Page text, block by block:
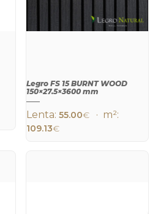
Legro FS 15 BURNT WOOD
150×27.5×3600 mm
Lenta:55.00€ · m²:
109.13€